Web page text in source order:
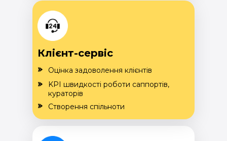
Клієнт-сервіс
Оцінка задоволення клієнтів
Створення спільноти
KPI швидкості роботи саппортів,
кураторів